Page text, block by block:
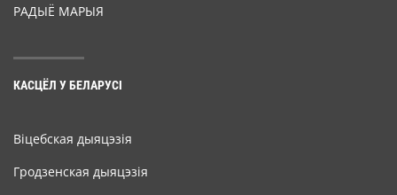
РАДЫЁ МАРЫЯ
КАСЦЁЛ У БЕЛАРУСІ
Віцебская дыяцэзія
Гродзенская дыяцэзія